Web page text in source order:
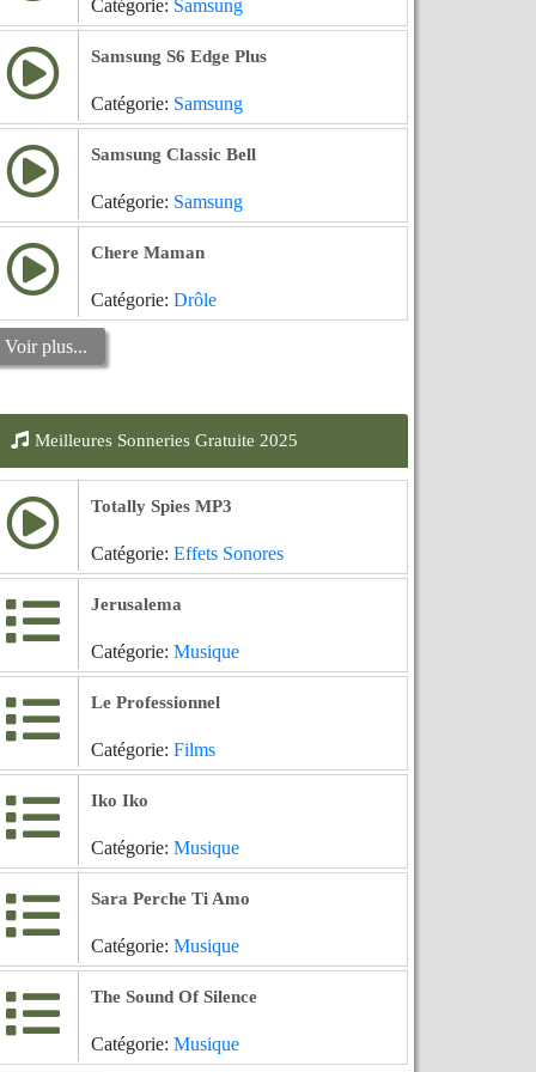
Catégorie: Samsung
Samsung S6 Edge Plus
Catégorie: Samsung
Samsung Classic Bell
Catégorie: Samsung
Chere Maman
Catégorie: Drôle
Voir plus...
Meilleures Sonneries Gratuite 2025
Totally Spies MP3
Catégorie: Effets Sonores
Jerusalema
Catégorie: Musique
Le Professionnel
Catégorie: Films
Iko Iko
Catégorie: Musique
Sara Perche Ti Amo
Catégorie: Musique
The Sound Of Silence
Catégorie: Musique